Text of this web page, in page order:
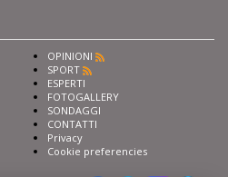
OPINIONI
SPORT
ESPERTI
FOTOGALLERY
SONDAGGI
CONTATTI
Privacy
Cookie preferencies